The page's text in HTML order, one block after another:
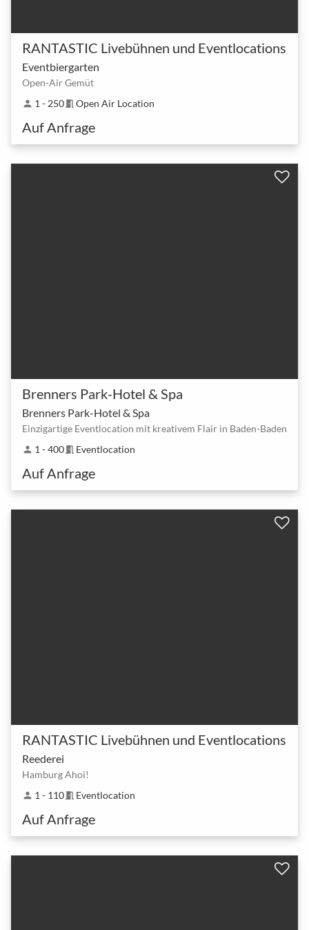
RANTASTIC Livebühnen und Eventlocations
Eventbiergarten
Open-Air Gemüt
person 1 - 250meeting_room Open Air Location
Auf Anfrage
Brenners Park-Hotel & Spa
Brenners Park-Hotel & Spa
Einzigartige Eventlocation mit kreativem Flair in Baden-Baden
person 1 - 400meeting_room Eventlocation
Auf Anfrage
RANTASTIC Livebühnen und Eventlocations
Reederei
Hamburg Ahoi!
person 1 - 110meeting_room Eventlocation
Auf Anfrage